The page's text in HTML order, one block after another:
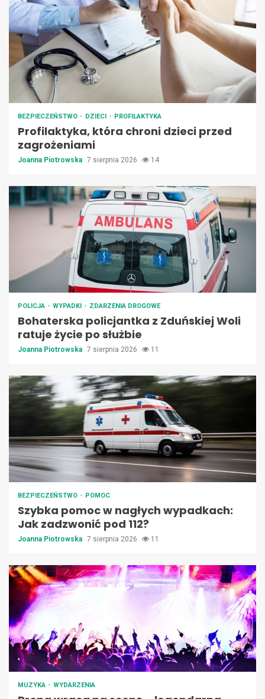
BEZPIECZEŃSTWO DZIECI PROFILAKTYKA
Profilaktyka, która chroni dzieci przed
zagrożeniami
Joanna Piotrowska 7 sierpnia 2026 14
POLICJA WYPADKI ZDARZENIA DROGOWE
Bohaterska policjantka z Zduńskiej Woli
ratuje życie po służbie
Joanna Piotrowska 7 sierpnia 2026 11
BEZPIECZEŃSTWO POMOC
Szybka pomoc w nagłych wypadkach:
Jak zadzwonić pod 112?
Joanna Piotrowska 7 sierpnia 2026 11
MUZYKA WYDARZENIA